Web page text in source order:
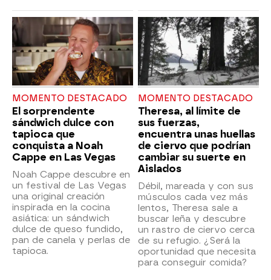
MOMENTO DESTACADO
El sorprendente
sándwich dulce con
tapioca que
conquista a Noah
Cappe en Las Vegas
Noah Cappe descubre en
un festival de Las Vegas
una original creación
inspirada en la cocina
asiática: un sándwich
dulce de queso fundido,
pan de canela y perlas de
tapioca.
MOMENTO DESTACADO
Theresa, al límite de
sus fuerzas,
encuentra unas huellas
de ciervo que podrían
cambiar su suerte en
Aislados
Débil, mareada y con sus
músculos cada vez más
lentos, Theresa sale a
buscar leña y descubre
un rastro de ciervo cerca
de su refugio. ¿Será la
oportunidad que necesita
para conseguir comida?